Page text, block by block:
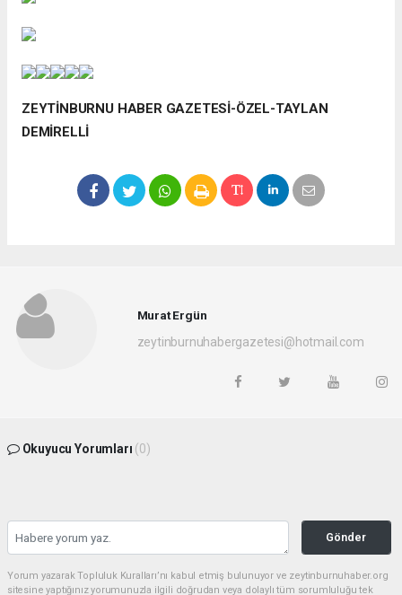
ZEYTİNBURNU HABER GAZETESİ-ÖZEL-TAYLAN
DEMİRELLİ
Murat Ergün
zeytinburnuhabergazetesi@hotmail.com
Okuyucu Yorumları (0)
Gönder
Yorum yazarak Topluluk Kuralları’nı kabul etmiş bulunuyor ve zeytinburnuhaber.org
sitesine yaptığınız yorumunuzla ilgili doğrudan veya dolaylı tüm sorumluluğu tek